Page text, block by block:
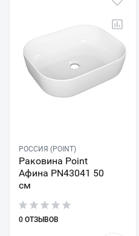
РОССИЯ (POINT)
Раковина Point
Афина PN43041 50
см
0 ОТЗЫВОВ